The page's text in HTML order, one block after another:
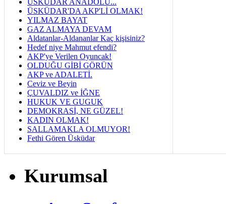
ÜSKÜDAR ANADOLU...
ÜSKÜDAR'DA AKP'Lİ OLMAK!
YILMAZ BAYAT
GAZ ALMAYA DEVAM
Aldatanlar-Aldananlar Kaç kişisiniz?
Hedef niye Mahmut efendi?
AKP'ye Verilen Oyuncak!
OLDUĞU GİBİ GÖRÜN
AKP ve ADALETİ.
Ceviz ve Beyin
ÇUVALDIZ ve İĞNE
HUKUK VE GUGUK
DEMOKRASİ, NE GÜZEL!
KADIN OLMAK!
SALLAMAKLA OLMUYOR!
Fethi Gören Üsküdar
Kurumsal